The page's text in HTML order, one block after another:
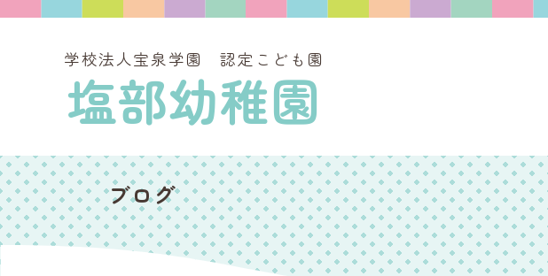
学校法人宝泉学園 認定こども園
塩部幼稚園
ブログ